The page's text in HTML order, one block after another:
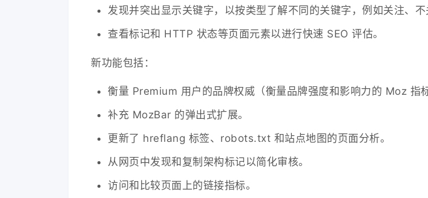
发现并突出显示关键字，以按类型了解不同的关键字，例如关注、不
查看标记和 HTTP 状态等页面元素以进行快速 SEO 评估。
新功能包括：
衡量 Premium 用户的品牌权威（衡量品牌强度和影响力的 Moz 指标
补充 MozBar 的弹出式扩展。
更新了 hreflang 标签、robots.txt 和站点地图的页面分析。
从网页中发现和复制架构标记以简化审核。
访问和比较页面上的链接指标。